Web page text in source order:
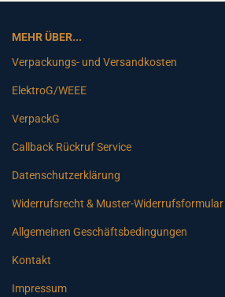
MEHR ÜBER...
Verpackungs- und Versandkosten
ElektroG/WEEE
VerpackG
Callback Rückruf Service
Datenschutzerklärung
Widerrufsrecht & Muster-Widerrufsformular
Allgemeinen Geschäftsbedingungen
Kontakt
Impressum